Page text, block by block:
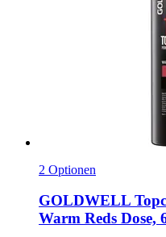
2 Optionen
GOLDWELL
Warm Reds Dose,